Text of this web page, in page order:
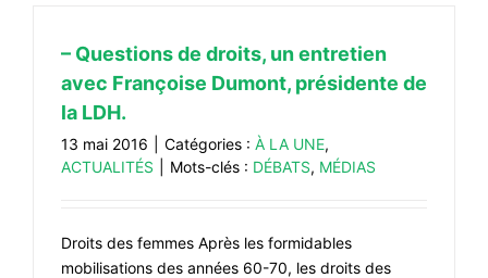
– Questions de droits, un entretien
avec Françoise Dumont, présidente de
la LDH.
13 mai 2016 Catégories : À LA UNE,
ACTUALITÉS
Mots-clés : DÉBATS, MÉDIAS
Droits des femmes Après les formidables
mobilisations des années 60-70, les droits des